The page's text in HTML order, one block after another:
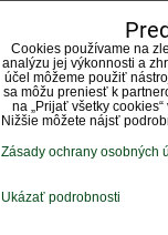
Cookies používame na
analýzu jej výkonnosti a
účel môžeme použiť
sa môžu preniesť k
na „Prijať všetky
Nižšie môžete nájsť
Zásady ochrany osobných
Ukázať podrobnosti